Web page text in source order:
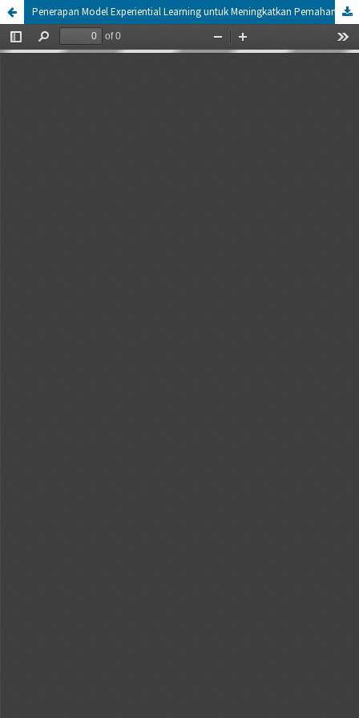
Penerapan Model Experiential Learning untuk Meningkatkan Pemahaman Materi Cahaya dan Sifat-Sifatnya Siswa Kelas 5 SD